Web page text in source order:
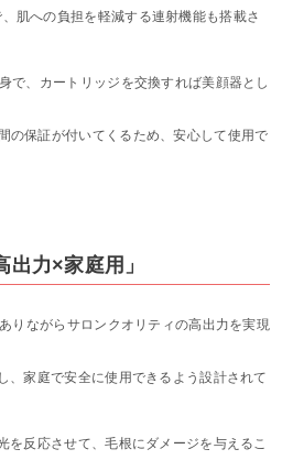
肌への負担を軽減する連射機能も搭載さ
で、カートリッジを交換すれば美顔器とし
の保証が付いてくるため、安心して使用で
力×家庭用」
りながらサロンクオリティの高出力を実現
、家庭で安全に使用できるよう設計されて
を反応させて、毛根にダメージを与えるこ